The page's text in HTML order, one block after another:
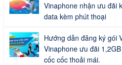
Vinaphone nhận ưu đãi
data kèm phút thoại
Hướng dẫn đăng ký gói
Vinaphone ưu đãi
cốc cốc thoải mái.